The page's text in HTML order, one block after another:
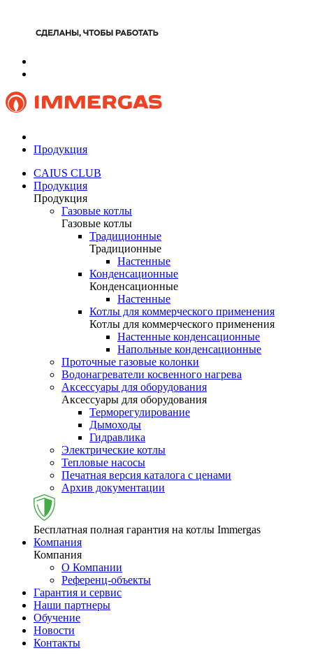
Продукция
CAIUS CLUB
Продукция
Продукция
Газовые котлы
Газовые котлы
Традиционные
Традиционные
Настенные
Конденсационные
Конденсационные
Настенные
Котлы для коммерческого применения
Котлы для коммерческого применения
Настенные конденсационные
Напольные конденсационные
Проточные газовые колонки
Водонагреватели косвенного нагрева
Аксессуары для оборудования
Аксессуары для оборудования
Терморегулирование
Дымоходы
Гидравлика
Электрические котлы
Тепловые насосы
Печатная версия каталога с ценами
Архив документации
Бесплатная полная гарантия на котлы Immergas
Компания
Компания
О Компании
Референц-объекты
Гарантия и сервис
Наши партнеры
Обучение
Новости
Контакты